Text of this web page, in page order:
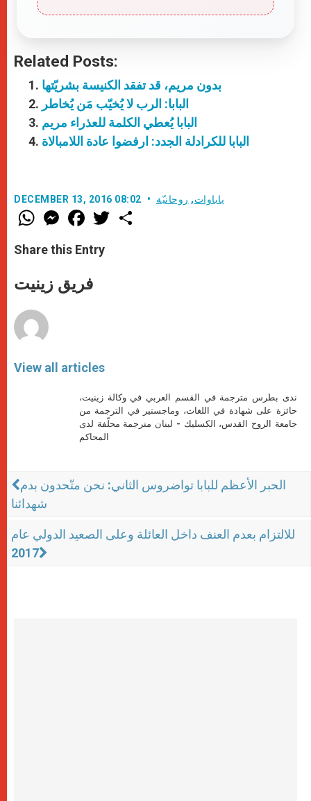
Related Posts:
بدون مريم، قد تفقد الكنيسة بشريّتها
البابا: الرب لا يُخيّب مَن يُخاطر
البابا يُعطي الكلمة للعذراء مريم
البابا للكرادلة الجدد: ارفضوا عادة اللامبالاة
DECEMBER 13, 2016 08:02 باباوات, روحانيّة
W
h
t
s
p
p
M
e
s
e
g
e
F
a
e
b
o
k
T
w
Share this Entry
فريق زينيت
View all articles
ندى بطرس مترجمة في القسم العربي في وكالة زينيت،
حائزة على شهادة في اللغات، وماجستير في الترجمة من
جامعة الروح القدس، الكسليك - لبنان مترجمة محلّفة لدى
المحاكم
الحبر الأعظم للبابا تواضروس الثاني: نحن متّحدون بدم
شهدائنا
للالتزام بعدم العنف داخل العائلة وعلى الصعيد الدولي عام
2017